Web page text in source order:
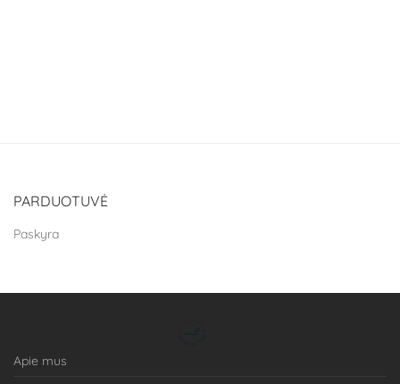
PARDUOTUVĖ
Paskyra
Apie mus